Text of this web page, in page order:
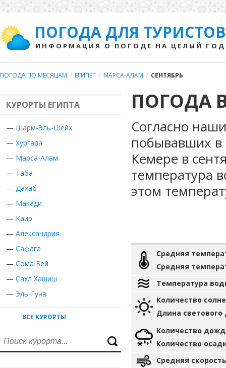
ПОГОДА ДЛЯ ТУРИСТОВ
ИНФОРМАЦИЯ О ПОГОДЕ НА ЦЕЛЫЙ ГОД
ПОГОДА ПО МЕСЯЦАМ / ЕГИПЕТ / МАРСА-АЛАМ / СЕНТЯБРЬ
КУРОРТЫ ЕГИПТА
— Шарм-Эль-Шейх
— Хургада
— Марса-Алам
— Таба
— Дахаб
— Макади
— Каир
— Александрия
— Сафага
— Сома Бей
— Сахл Хашиш
— Эль-Гуна
ВСЕ КУРОРТЫ
ПОГОДА
Согласно
побывавших в
Кемере в
температура
этом
Средняя
Средняя
Температура
Количество
Длина светового
Количество
Количество
Средняя